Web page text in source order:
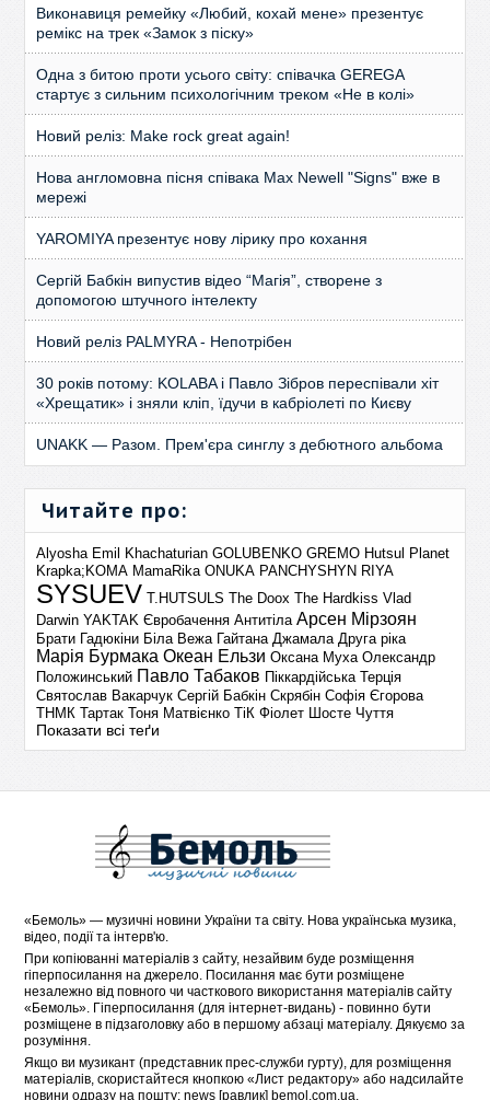
Виконавиця ремейку «Любий, кохай мене» презентує
ремікс на трек «Замок з піску»
Одна з битою проти усього світу: співачка GEREGA
стартує з сильним психологічним треком «Не в колі»
Новий реліз: Make rock great again!
Нова англомовна пісня співака Max Newell "Signs" вже в
мережі
YAROMIYA презентує нову лірику про кохання
Сергій Бабкін випустив відео “Магія”, створене з
допомогою штучного інтелекту
Новий реліз PALMYRA - Непотрібен
30 років потому: KOLABA і Павло Зібров переспівали хіт
«Хрещатик» і зняли кліп, їдучи в кабріолеті по Києву
UNAKK — Разом. Прем'єра синглу з дебютного альбома
Читайте про:
Alyosha Emil Khachaturian GOLUBENKO GREMO Hutsul Planet
Krapka;KOMA MamaRika ONUKA PANCHYSHYN RIYA
SYSUEV T.HUTSULS The Doox The Hardkiss Vlad
Darwin YAKTAK Євробачення Антитіла Арсен Мірзоян
Брати Гадюкіни Біла Вежа Гайтана Джамала Друга ріка
Марія Бурмака Океан Ельзи Оксана Муха Олександр
Положинський Павло Табаков Піккардійська Терція
Святослав Вакарчук Сергій Бабкін Скрябін Софія Єгорова
ТНМК Тартак Тоня Матвієнко ТіК Фіолет Шосте Чуття
Показати всі теґи
« Бемоль» — музичні новини України та світу. Нова українська музика,
відео, події та інтерв'ю.
При копіюванні матеріалів з сайту, незайвим буде розміщення
гіперпосилання на джерело. Посилання має бути розміщене
незалежно від повного чи часткового використання матеріалів сайту
«Бемоль». Гіперпосилання (для інтернет-видань) - повинно бути
розміщене в підзаголовку або в першому абзаці матеріалу. Дякуємо за
розуміння.
Якщо ви музикант (представник прес-служби гурту), для розміщення
матеріалів, скористайтеся кнопкою «Лист редактору» або надсилайте
новини одразу на пошту: news [равлик] bemol.com.ua.